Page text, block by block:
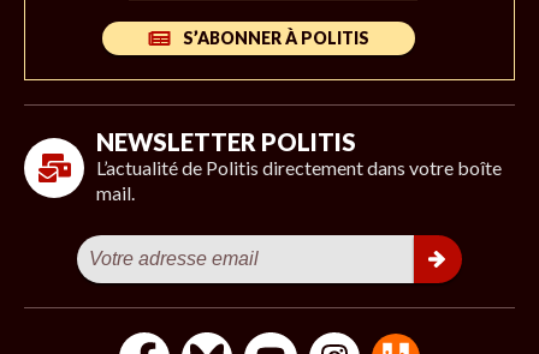
S’ABONNER À POLITIS
NEWSLETTER POLITIS
L’actualité de Politis directement dans votre boîte
mail.